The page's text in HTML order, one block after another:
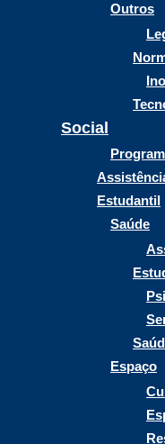
Outros
Social
Estudantil
Saúde
Espaço